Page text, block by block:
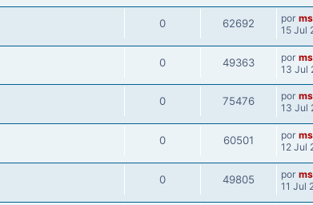
0 62692 por
15 Jul
0 49363 por
13 Jul
0 75476 por
13 Jul
0 60501 por
12 Jul
0 49805 por
11 Jul